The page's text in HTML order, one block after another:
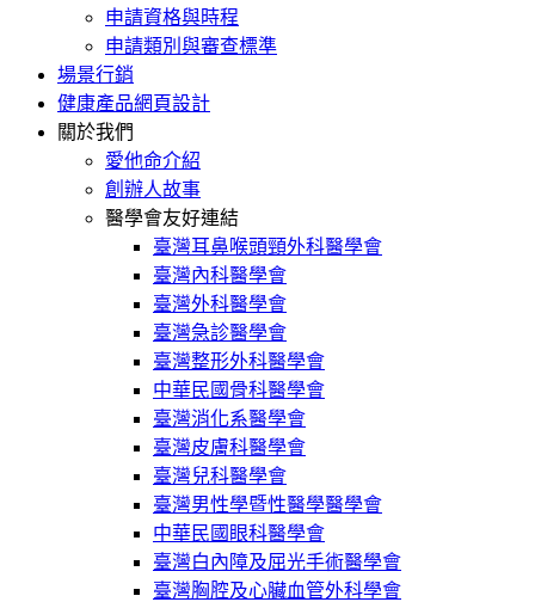
申請資格與時程
申請類別與審查標準
場景行銷
健康產品網頁設計
關於我們
愛他命介紹
創辦人故事
醫學會友好連結
臺灣耳鼻喉頭頸外科醫學會
臺灣內科醫學會
臺灣外科醫學會
臺灣急診醫學會
臺灣整形外科醫學會
中華民國骨科醫學會
臺灣消化系醫學會
臺灣皮膚科醫學會
臺灣兒科醫學會
臺灣男性學暨性醫學醫學會
中華民國眼科醫學會
臺灣白內障及屈光手術醫學會
臺灣胸腔及心臟血管外科學會